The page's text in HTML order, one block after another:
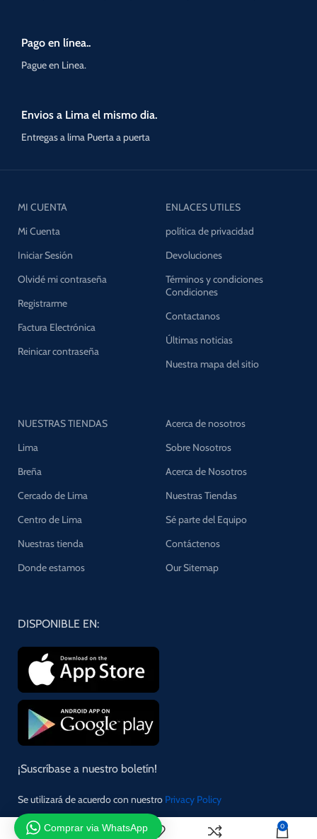
Pago en línea..
Pague en Linea.
Envios a Lima el mismo dia.
Entregas a lima Puerta a puerta
MI CUENTA
Mi Cuenta
Iniciar Sesión
Olvidé mi contraseña
Registrarme
Factura Electrónica
Reinicar contraseña
ENLACES UTILES
política de privacidad
Devoluciones
Términos y condiciones
Condiciones
Contactanos
Últimas noticias
Nuestra mapa del sitio
NUESTRAS TIENDAS
Lima
Breña
Cercado de Lima
Centro de Lima
Nuestras tienda
Donde estamos
Acerca de nosotros
Sobre Nosotros
Acerca de Nosotros
Nuestras Tiendas
Sé parte del Equipo
Contáctenos
Our Sitemap
DISPONIBLE EN:
¡Suscríbase a nuestro boletín!
Se utilizará de acuerdo con nuestro Privacy Policy
0
Comprar via WhatsApp